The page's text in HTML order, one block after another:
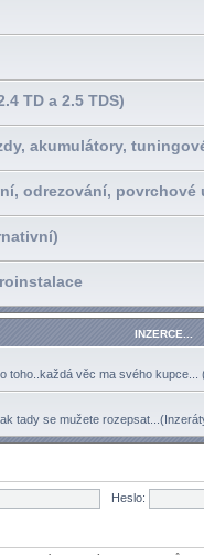
TD a 2.5 TDS)
akumulátory,
odrezování, povrchové
INZERCE...
toho..každá věc ma svého
tady se mužete
Heslo: